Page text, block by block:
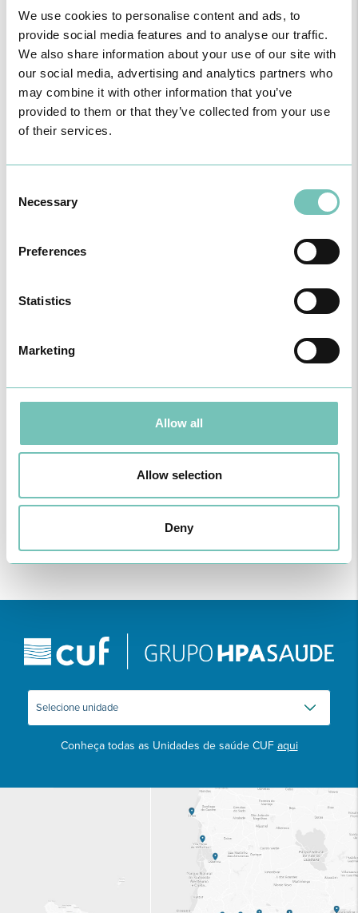
We use cookies to personalise content and ads, to
provide social media features and to analyse our traffic.
We also share information about your use of our site with
our social media, advertising and analytics partners who
may combine it with other information that you’ve
provided to them or that they’ve collected from your use
of their services.
Selection
Necessary
Preferences
Statistics
Marketing
Allow all
Allow selection
Deny
adulta. Os cirurgiões pediatras articulam-se de forma permanente
com uma equipa alargada de pediatras e neonatalogistas,
anestesiologistas, imagiologistas e outros profissionais com vasta
experiência e vocacionados para tratar crianças e jovens, em
ambiente pediátrico. A Cirurgia Pediátrica é uma especialidade
muito abrangente, uma vez que inclui a patologia geral e neonatal,
a cirurgia oncológica, a cirurgia geral, a urologia e a ginecologia
pediátrica.
Conheça todas as Unidades de saúde CUF aqui